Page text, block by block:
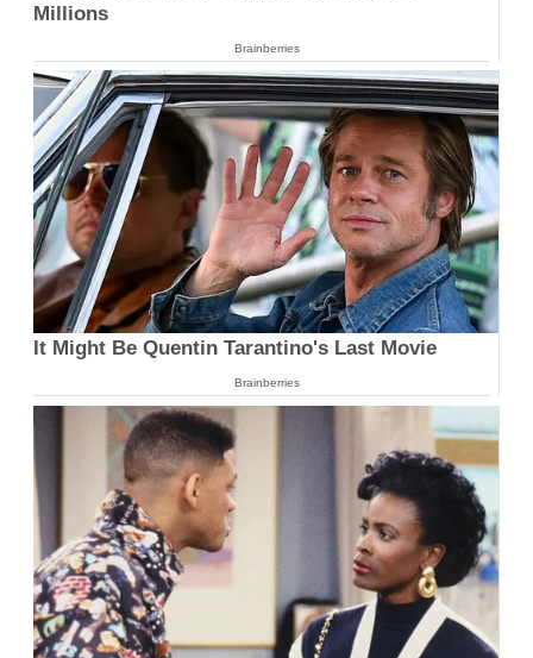
Millions
Brainberries
It Might Be Quentin Tarantino's Last Movie
Brainberries